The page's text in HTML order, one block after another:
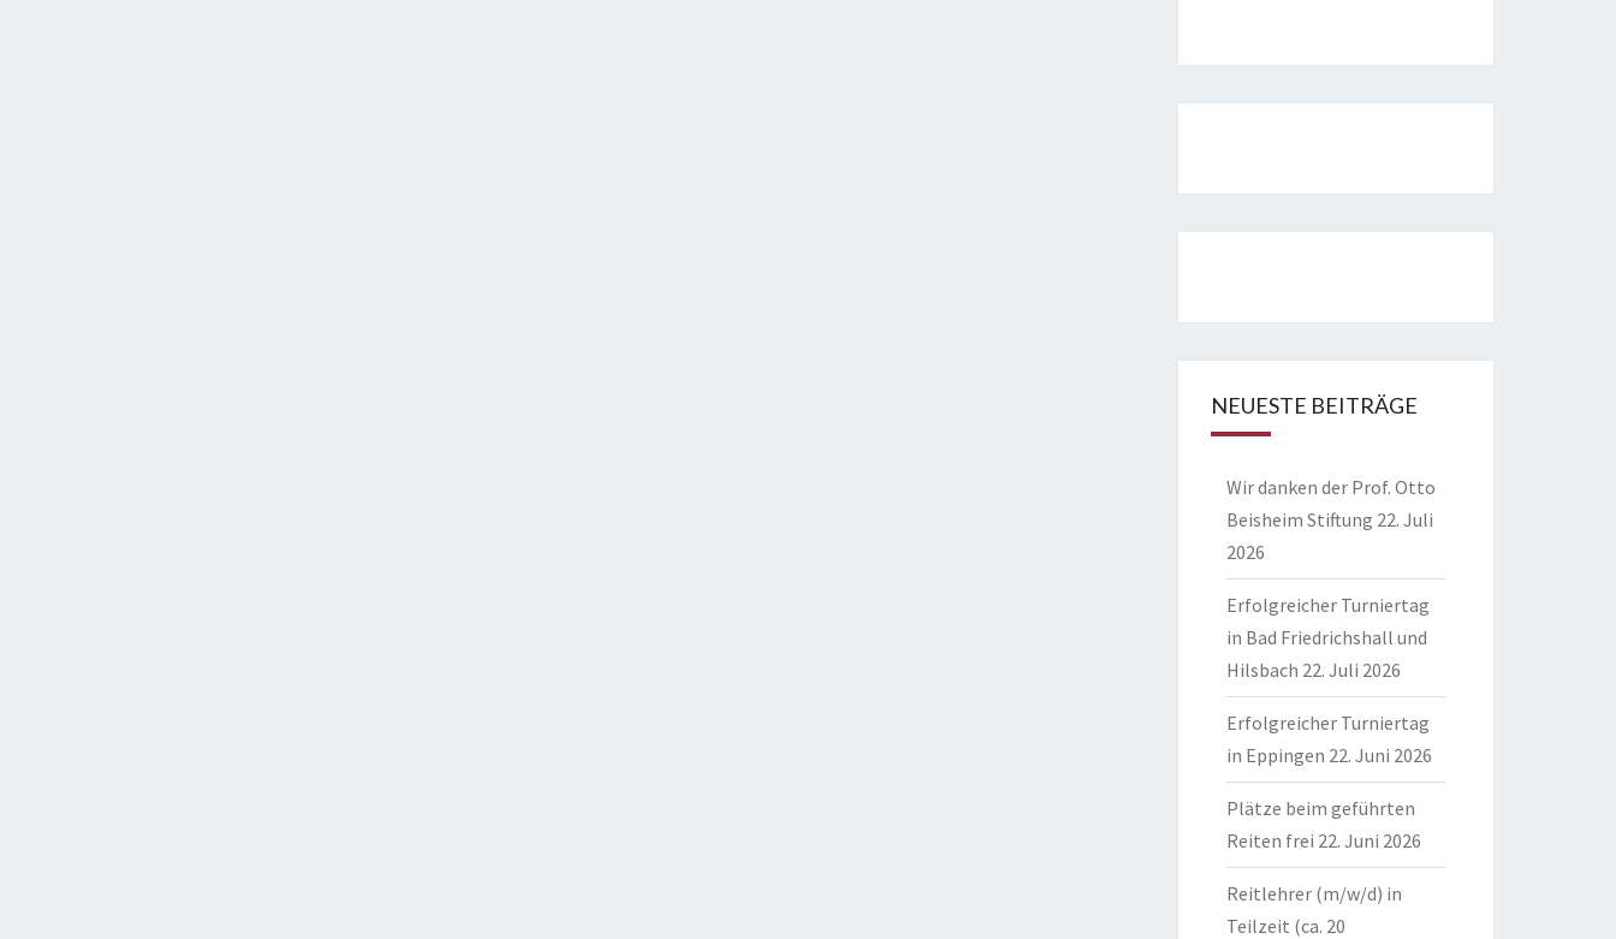
NEUESTE BEITRÄGE
Wir danken der Prof. Otto
Beisheim Stiftung 22. Juli
2026
Erfolgreicher Turniertag
in Bad Friedrichshall und
Hilsbach 22. Juli 2026
Erfolgreicher Turniertag
in Eppingen 22. Juni 2026
Plätze beim geführten
Reiten frei 22. Juni 2026
Reitlehrer (m/w/d) in
Teilzeit (ca. 20